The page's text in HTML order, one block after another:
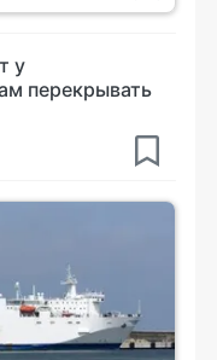
у
перекрывать